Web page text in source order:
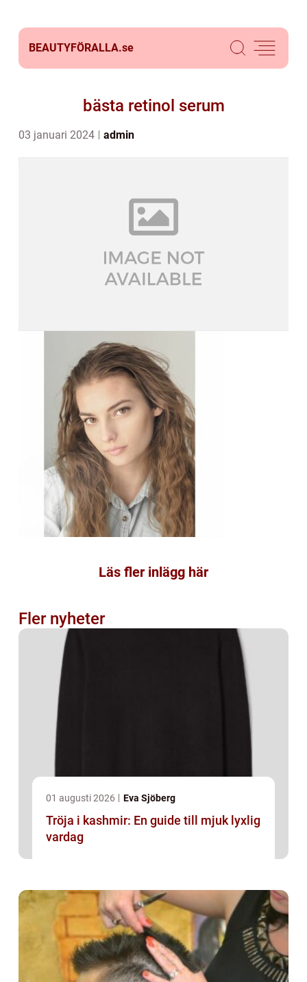
BEAUTYFÖRALLA.se
bästa retinol serum
03 januari 2024 admin
Läs fler inlägg här
Fler nyheter
01 augusti 2026 Eva Sjöberg
Tröja i kashmir: En guide till mjuk lyxlig
vardag